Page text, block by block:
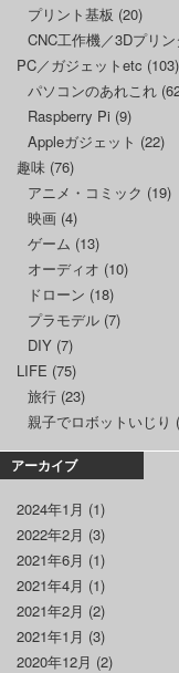
プリント基板 (20)
CNC工作機／3Dプリン
PC／ガジェットetc (103)
パソコンのあれこれ
Raspberry Pi (9)
Appleガジェット (22)
趣味 (76)
アニメ・コミック (19)
映画 (4)
ゲーム (13)
オーディオ (10)
ドローン (18)
プラモデル (7)
DIY (7)
LIFE (75)
旅行 (23)
親子でロボットいじり
アーカイブ
2024年1月 (1)
2022年2月 (3)
2021年6月 (1)
2021年4月 (1)
2021年2月 (2)
2021年1月 (3)
2020年12月 (2)